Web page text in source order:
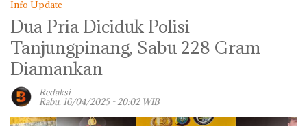
Info Update
Dua Pria Diciduk Polisi
Tanjungpinang, Sabu 228 Gram
Diamankan
Redaksi
Rabu, 16/04/2025 - 20:02 WIB